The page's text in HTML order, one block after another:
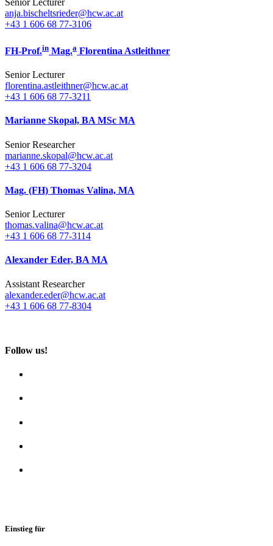
Senior Lecturer
anja.bischeltsrieder@hcw.ac.at
+43 1 606 68 77-3106
FH-Prof.in Mag.a Florentina Astleithner
Senior Lecturer
florentina.astleithner@hcw.ac.at
+43 1 606 68 77-3211
Marianne Skopal, BA MSc MA
Senior Researcher
marianne.skopal@hcw.ac.at
+43 1 606 68 77-3204
Mag. (FH) Thomas Valina, MA
Senior Lecturer
thomas.valina@hcw.ac.at
+43 1 606 68 77-3114
Alexander Eder, BA MA
Assistant Researcher
alexander.eder@hcw.ac.at
+43 1 606 68 77-8304
Follow us!
Einstieg für